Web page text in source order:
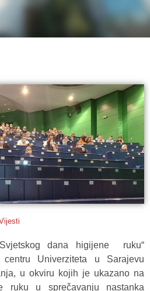
dana higijene ruku“
Univerziteta u Sarajevu
u okviru kojih je ukazano na
ruku u sprečavanju nastanka